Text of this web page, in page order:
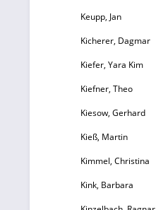
Keupp, Jan
Kicherer, Dagmar
Kiefer, Yara Kim
Kiefner, Theo
Kiesow, Gerhard
Kieß, Martin
Kimmel, Christina
Kink, Barbara